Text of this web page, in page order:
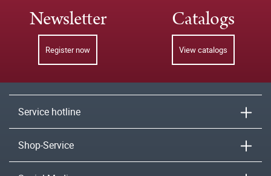
Newsletter
Register now
Catalogs
View catalogs
Service hotline
Shop-Service